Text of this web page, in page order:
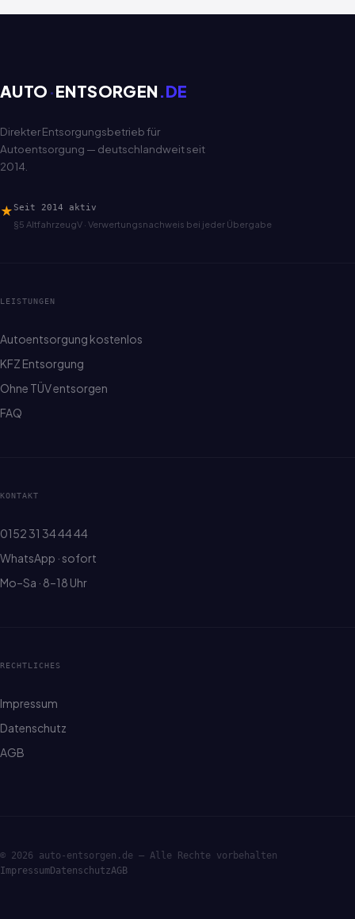
AUTO ·ENTSORGEN .DE
Direkter Entsorgungsbetrieb für
Autoentsorgung — deutschlandweit seit
2014.
★ Seit 2014 aktiv
§5 AltfahrzeugV · Verwertungsnachweis bei jeder Übergabe
LEISTUNGEN
Autoentsorgung kostenlos
KFZ Entsorgung
Ohne TÜV entsorgen
FAQ
KONTAKT
0152 31 34 44 44
WhatsApp · sofort
Mo–Sa · 8–18 Uhr
RECHTLICHES
Impressum
Datenschutz
AGB
© 2026 auto-entsorgen.de — Alle Rechte vorbehalten
ImpressumDatenschutzAGB